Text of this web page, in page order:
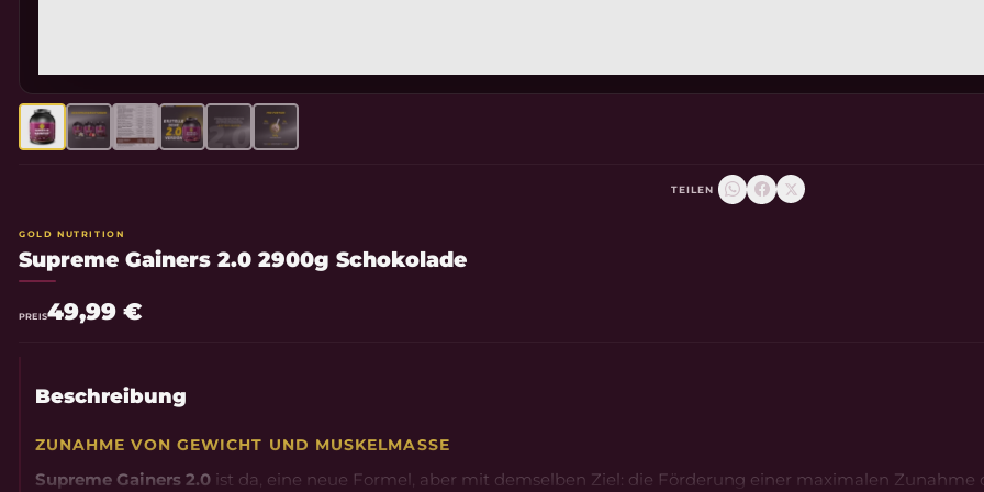
TEILEN
GOLD NUTRITION
Supreme Gainers 2.0 2900g Schokolade
PREIS49,99 €
Beschreibung
ZUNAHME VON GEWICHT UND MUSKELMASSE
Supreme Gainers 2.0 ist da, eine neue Formel, aber mit demselben Ziel: die Förderung einer maximalen Zunahme